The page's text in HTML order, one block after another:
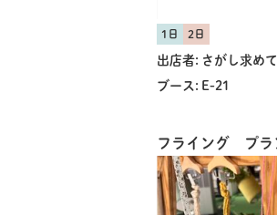
1日 2日
出店者: さがし求めて
ブース: E-21